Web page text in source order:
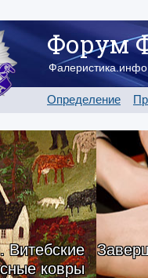
Форум
Определение
Витебские
ковры